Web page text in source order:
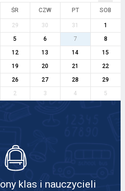
ŚR CZW PT SOB
29 30 31
1
5 6 7
8
12 13 14
15
19 20 21
22
26 27 28
29
2 3 4 5
klas i nauczycieli